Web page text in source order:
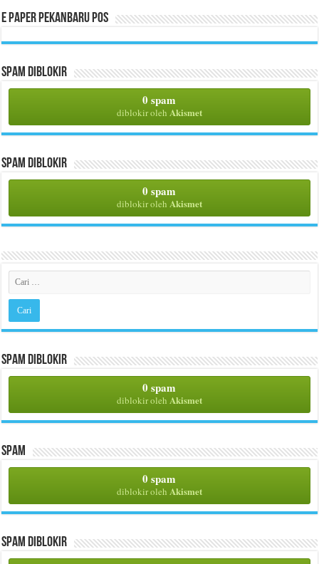
E Paper Pekanbaru Pos
Spam Diblokir
0 spam
diblokir oleh Akismet
Spam Diblokir
0 spam
diblokir oleh Akismet
Spam Diblokir
0 spam
diblokir oleh Akismet
Spam
0 spam
diblokir oleh Akismet
Spam Diblokir